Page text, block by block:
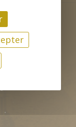
du Jura